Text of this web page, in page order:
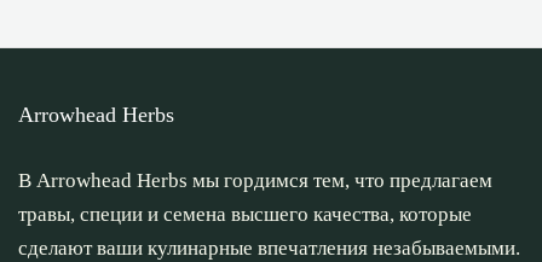
Arrowhead Herbs
В Arrowhead Herbs мы гордимся тем, что предлагаем
травы, специи и семена высшего качества, которые
сделают ваши кулинарные впечатления незабываемыми.